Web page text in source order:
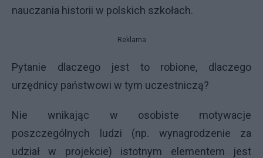
nauczania historii w polskich szkołach.
Reklama
Pytanie dlaczego jest to robione, dlaczego
urzędnicy państwowi w tym uczestniczą?
Nie wnikając w osobiste motywacje
poszczególnych ludzi (np. wynagrodzenie za
udział w projekcie) istotnym elementem jest